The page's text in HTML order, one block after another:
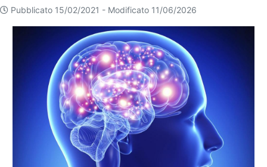
Pubblicato 15/02/2021 - Modificato 11/06/2026